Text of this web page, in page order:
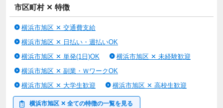
市区町村 ✕ 特徴
横浜市旭区 ✕ 交通費支給
横浜市旭区 ✕ 日払い・週払いOK
横浜市旭区 ✕ 単発(1日)OK
横浜市旭区 ✕ 未経験歓迎
横浜市旭区 ✕ 副業・ＷワークOK
横浜市旭区 ✕ 大学生歓迎
横浜市旭区 ✕ 高校生歓迎
横浜市旭区 ✕ 全ての特徴の一覧を見る